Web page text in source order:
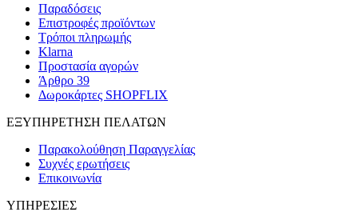
Παραδόσεις
Επιστροφές προϊόντων
Τρόποι πληρωμής
Klarna
Προστασία αγορών
Άρθρο 39
Δωροκάρτες SHOPFLIX
ΕΞΥΠΗΡΕΤΗΣΗ ΠΕΛΑΤΩΝ
Παρακολούθηση Παραγγελίας
Συχνές ερωτήσεις
Επικοινωνία
ΥΠΗΡΕΣΙΕΣ